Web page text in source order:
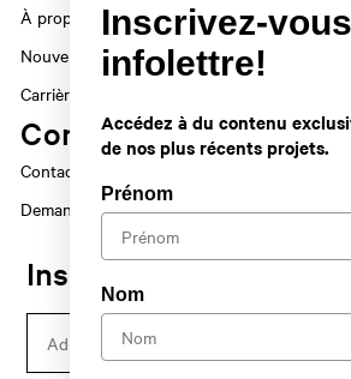
À propos
Nouvelles
Carrières
Contact
Contactez-nous
Demande médias
Inscrivez-vous à
Inscrivez-
infolettre!
Accédez à du contenu
de nos plus récents projets.
Prénom
Nom